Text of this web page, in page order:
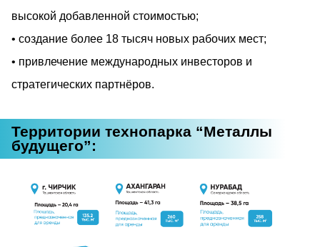
высокой добавленной стоимостью;
создание более 18 тысяч новых рабочих мест;
привлечение международных инвесторов и
стратегических партнёров.
Территории технопарка “Металлы
будущего”: